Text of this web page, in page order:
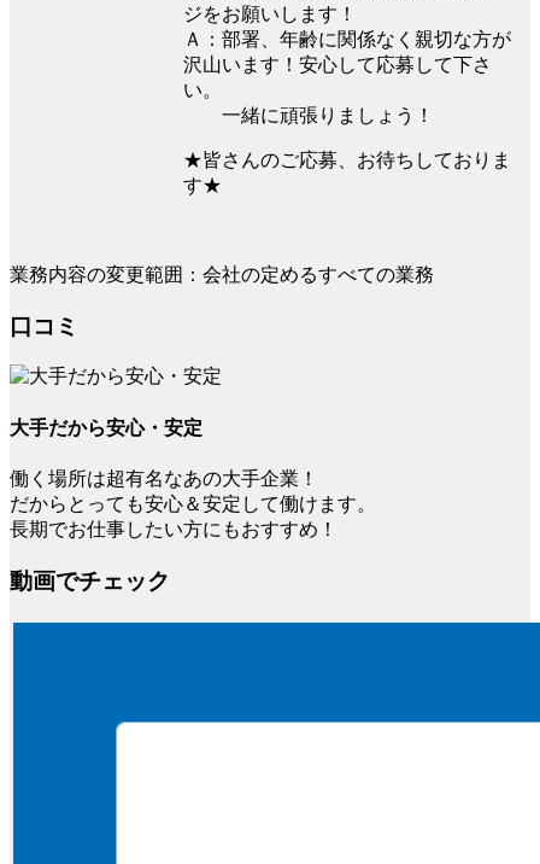
ジをお願いします！
Ａ：部署、年齢に関係なく親切な方が
沢山います！安心して応募して下さ
い。
一緒に頑張りましょう！
★皆さんのご応募、お待ちしておりま
す★
業務内容の変更範囲：会社の定めるすべての業務
口コミ
大手だから安心・安定
働く場所は超有名なあの大手企業！
だからとっても安心＆安定して働けます。
長期でお仕事したい方にもおすすめ！
動画でチェック